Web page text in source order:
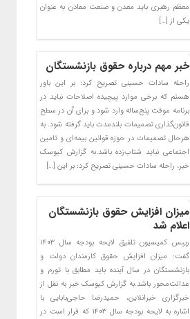
معظم رهبری باید معدن و صنعت معادن به عنوان
یکی از […]
خبر مهم درباره حقوق بازنشستگان
راحله سادات حسینی تصریح کرد: بر این باور
هستم که برخی موارد پیچیده اصلاحات نباید در
برنامه موقت پنج‌ساله وارد شود و برای آن در سطح
قانون‌گذاری تصمیمات بلندمدت باید گرفته شود. به
هرحال تصمیمات در حوزه قوانین بیمه‌ای و تامین
اجتماعی نباید شتاب‌زده باشد.به گزارش کیوسک
خبر، راحله سادات حسینی تصریح کرد: بر این […]
میزان افزایش حقوق بازنشستگان
اعلام شد
رییس کمیسیون تلفیق لایحه بودجه سال ۱۴۰۳
گفت: میزان افزایش حقوق کارمندان دولت و
بازنشستگان در سال آینده باید مطابق با تورم و
عدالت‌محور باشد.به گزارش کیوسک خبر به نقل از
خبرگزاری خبرانلاین، حمیدرضا حاجی‌بابایی با
اشاره به لایحه بودجه سال ۱۴۰۳ که قرار است در